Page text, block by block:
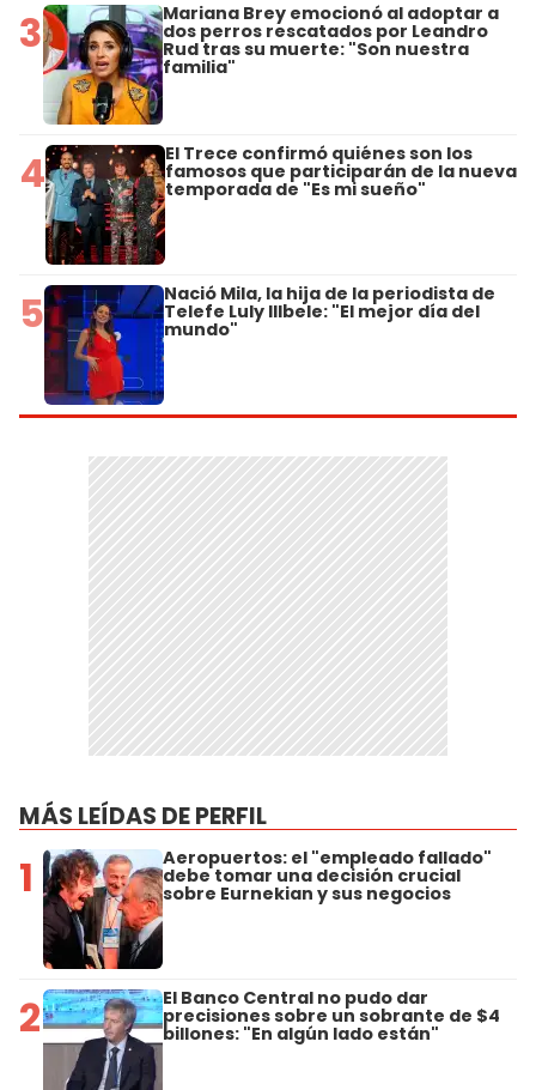
3 Mariana Brey emocionó al adoptar a
dos perros rescatados por Leandro
Rud tras su muerte: "Son nuestra
familia"
4 El Trece confirmó quiénes son los
famosos que participarán de la nueva
temporada de "Es mi sueño"
5 Nació Mila, la hija de la periodista de
Telefe Luly Illbele: "El mejor día del
mundo"
MÁS LEÍDAS DE PERFIL
1 Aeropuertos: el "empleado fallado"
debe tomar una decisión crucial
sobre Eurnekian y sus negocios
2 El Banco Central no pudo dar
precisiones sobre un sobrante de $4
billones: "En algún lado están"